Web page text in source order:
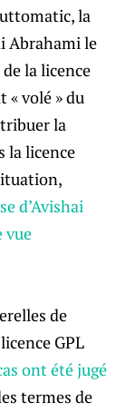
la
Abrahami le
la licence
« volé » du
la
la licence
d’Avishai
vue
de
GPL
ont été jugé
termes de